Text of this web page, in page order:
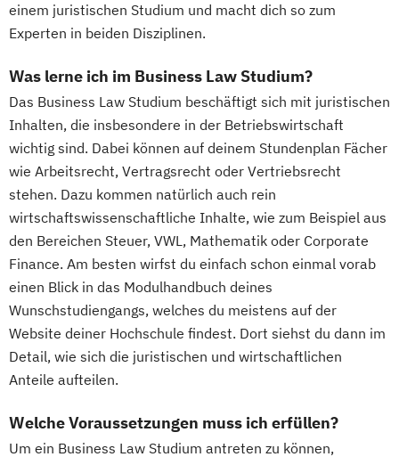
einem juristischen Studium und macht dich so zum
Experten in beiden Disziplinen.
Was lerne ich im Business Law Studium?
Das Business Law Studium beschäftigt sich mit juristischen
Inhalten, die insbesondere in der Betriebswirtschaft
wichtig sind. Dabei können auf deinem Stundenplan Fächer
wie Arbeitsrecht, Vertragsrecht oder Vertriebsrecht
stehen. Dazu kommen natürlich auch rein
wirtschaftswissenschaftliche Inhalte, wie zum Beispiel aus
den Bereichen Steuer, VWL, Mathematik oder Corporate
Finance. Am besten wirfst du einfach schon einmal vorab
einen Blick in das Modulhandbuch deines
Wunschstudiengangs, welches du meistens auf der
Website deiner Hochschule findest. Dort siehst du dann im
Detail, wie sich die juristischen und wirtschaftlichen
Anteile aufteilen.
Welche Voraussetzungen muss ich erfüllen?
Um ein Business Law Studium antreten zu können,